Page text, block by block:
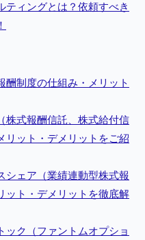
ティングとは？依頼すべき
酬制度の仕組み・メリット
株式報酬信託、株式給付信
リット・デメリットをご紹
シェア（業績連動型株式報
ット・デメリットを徹底解
ック（ファントムオプショ